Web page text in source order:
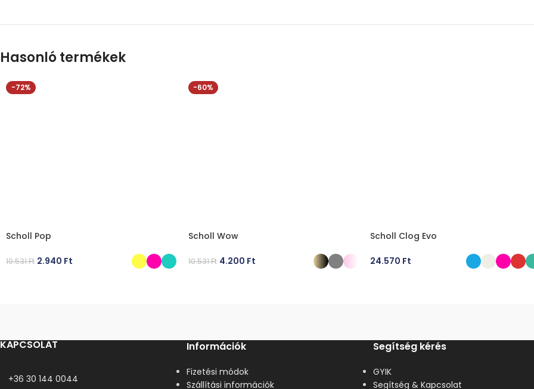
Hasonló termékek
-72%
Scholl Pop
10.531Ft 2.940 Ft
-60%
Scholl Wow
10.531Ft 4.200 Ft
Scholl Clog Evo
24.570 Ft
KAPCSOLAT
+36 30 144 0044
Információk
Fizetési módok
Szállítási információk
Segítség kérés
GYIK
Segítség & Kapcsolat